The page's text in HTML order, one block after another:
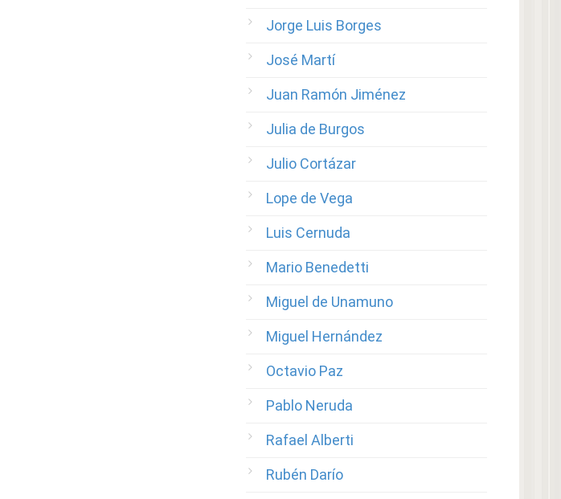
Jorge Luis Borges
José Martí
Juan Ramón Jiménez
Julia de Burgos
Julio Cortázar
Lope de Vega
Luis Cernuda
Mario Benedetti
Miguel de Unamuno
Miguel Hernández
Octavio Paz
Pablo Neruda
Rafael Alberti
Rubén Darío